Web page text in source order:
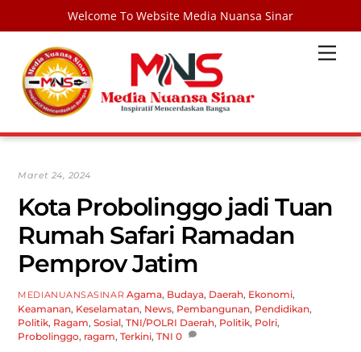
Welcome To Website Media Nuansa Sinar
content
Maret 24, 2024
Kota Probolinggo jadi Tuan
Rumah Safari Ramadan
Pemprov Jatim
MEDIANUANSASINAR Agama, Budaya, Daerah, Ekonomi,
Keamanan, Keselamatan, News, Pembangunan, Pendidikan,
Politik, Ragam,Sosial,TNI/POLRI Daerah, Politik, Polri,
Probolinggo, ragam,Terkini,TNI 0